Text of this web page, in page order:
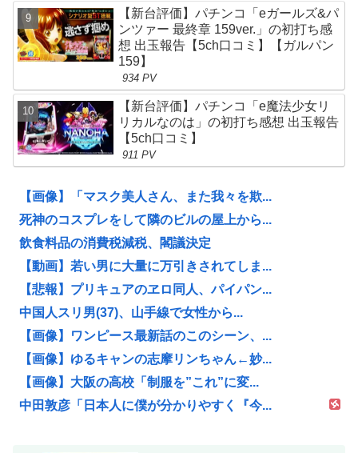
【新台評価】パチンコ「eガールズ&パ
ンツァー 最終章 159ver.」の初打ち感
想 出玉報告【5ch口コミ】【ガルパン
159】
934 PV
【新台評価】パチンコ「e魔法少女リ
リカルなのは」の初打ち感想 出玉報告
【5ch口コミ】
911 PV
【画像】「マスク美人さん、また我々を欺...
死神のコスプレをして隣のビルの屋上から...
飲食料品の消費税減税、閣議決定
【動画】若い男に大量に万引きされてしま...
【悲報】プリキュアのヱロ同人、パイパン...
中国人スリ男(37)、山手線で女性から...
【画像】ワンピース最新話のこのシーン、...
【画像】ゆるキャンの志摩リンちゃん←妙...
【画像】大阪の高校「制服を”これ”に変...
中田敦彦「日本人に僕が分かりやすく『今...